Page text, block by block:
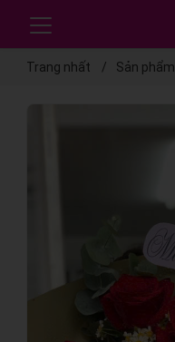
Trang nhất Sản phẩm